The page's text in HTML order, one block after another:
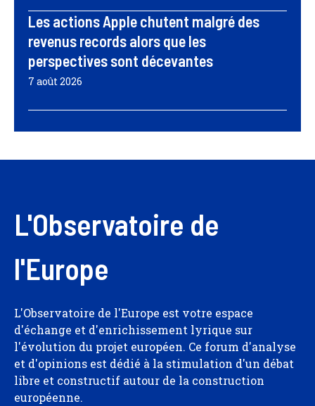
Les actions Apple chutent malgré des
revenus records alors que les
perspectives sont décevantes
7 août 2026
L'Observatoire de
l'Europe
L'Observatoire de l'Europe est votre espace
d'échange et d'enrichissement lyrique sur
l'évolution du projet européen. Ce forum d'analyse
et d'opinions est dédié à la stimulation d'un débat
libre et constructif autour de la construction
européenne.